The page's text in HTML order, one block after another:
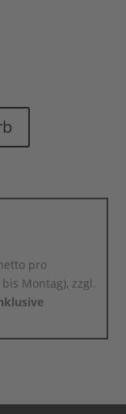
pro
Montag), zzgl.